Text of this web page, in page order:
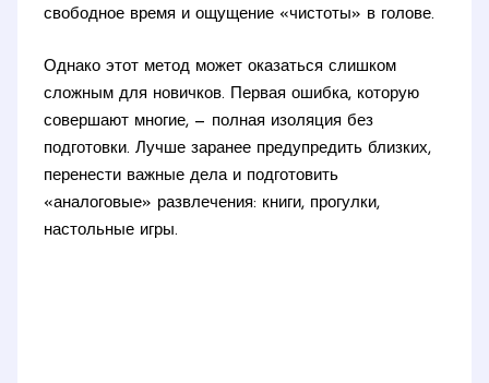
свободное время и ощущение «чистоты» в голове.
Однако этот метод может оказаться слишком
сложным для новичков. Первая ошибка, которую
совершают многие, — полная изоляция без
подготовки. Лучше заранее предупредить близких,
перенести важные дела и подготовить
«аналоговые» развлечения: книги, прогулки,
настольные игры.